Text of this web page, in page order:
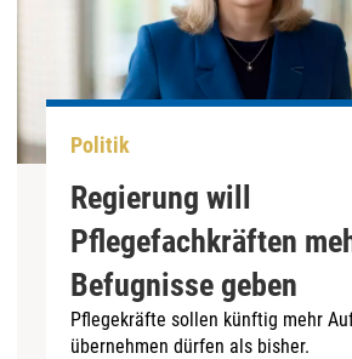
Politik
Regierung will
Pflegefachkräften
Befugnisse geben
Pflegekräfte sollen künftig mehr
übernehmen dürfen als bisher.